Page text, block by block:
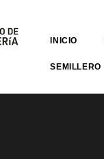
INICIO
SEMILLERO